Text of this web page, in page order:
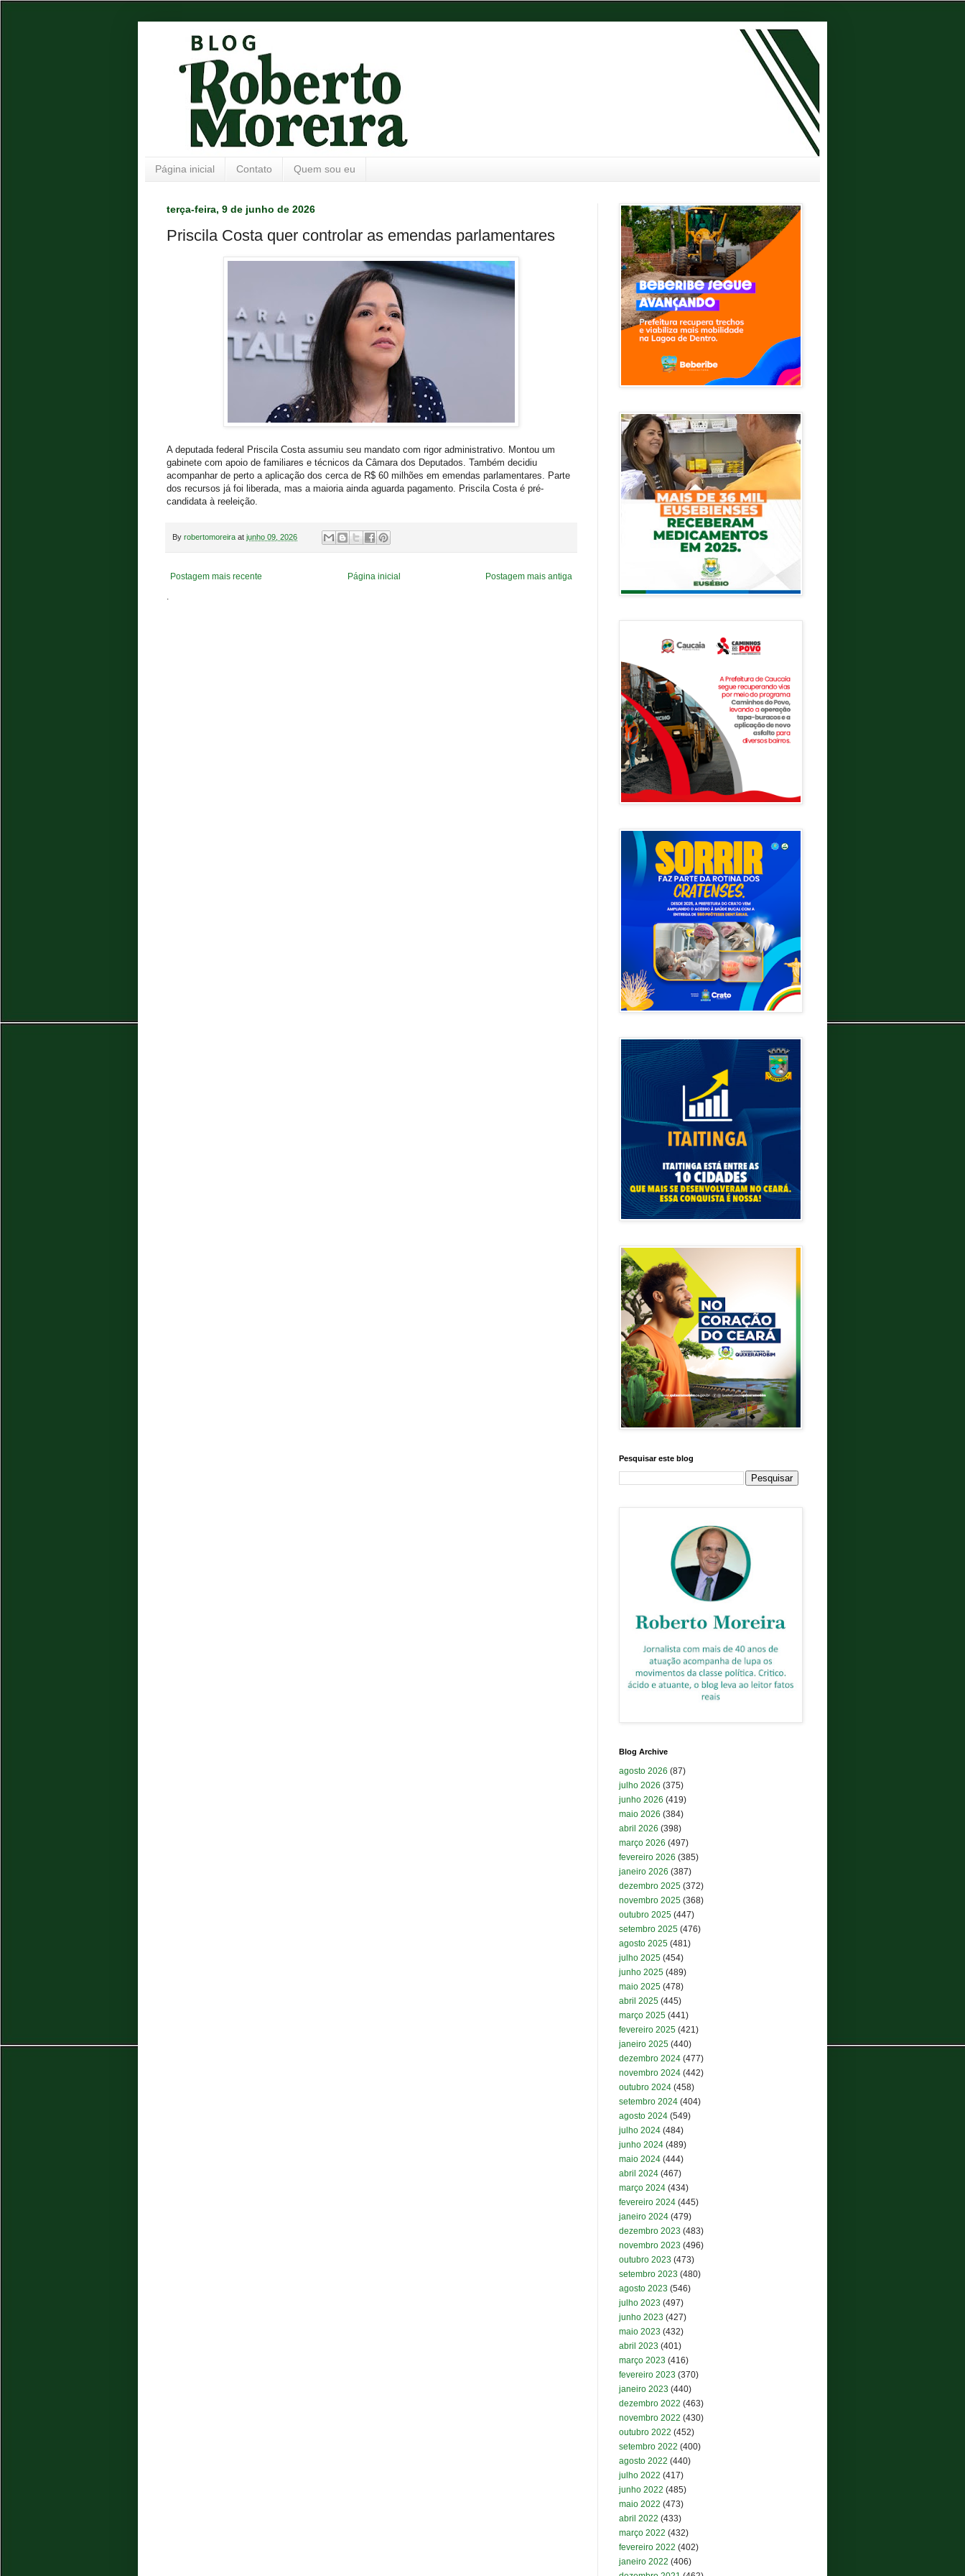
Página inicial Contato Quem sou eu
terça-feira, 9 de junho de 2026
Priscila Costa quer controlar as emendas parlamentares
A deputada federal Priscila Costa assumiu seu mandato com rigor administrativo. Montou um
gabinete com apoio de familiares e técnicos da Câmara dos Deputados. Também decidiu
acompanhar de perto a aplicação dos cerca de R$ 60 milhões em emendas parlamentares. Parte
dos recursos já foi liberada, mas a maioria ainda aguarda pagamento. Priscila Costa é pré-
candidata à reeleição.
By robertomoreira at junho 09, 2026
Postagem mais recente Postagem mais antiga
Página inicial
.
Pesquisar este blog
Blog Archive
agosto 2026 (87)
julho 2026 (375)
junho 2026 (419)
maio 2026 (384)
abril 2026 (398)
março 2026 (497)
fevereiro 2026 (385)
janeiro 2026 (387)
dezembro 2025 (372)
novembro 2025 (368)
outubro 2025 (447)
setembro 2025 (476)
agosto 2025 (481)
julho 2025 (454)
junho 2025 (489)
maio 2025 (478)
abril 2025 (445)
março 2025 (441)
fevereiro 2025 (421)
janeiro 2025 (440)
dezembro 2024 (477)
novembro 2024 (442)
outubro 2024 (458)
setembro 2024 (404)
agosto 2024 (549)
julho 2024 (484)
junho 2024 (489)
maio 2024 (444)
abril 2024 (467)
março 2024 (434)
fevereiro 2024 (445)
janeiro 2024 (479)
dezembro 2023 (483)
novembro 2023 (496)
outubro 2023 (473)
setembro 2023 (480)
agosto 2023 (546)
julho 2023 (497)
junho 2023 (427)
maio 2023 (432)
abril 2023 (401)
março 2023 (416)
fevereiro 2023 (370)
janeiro 2023 (440)
dezembro 2022 (463)
novembro 2022 (430)
outubro 2022 (452)
setembro 2022 (400)
agosto 2022 (440)
julho 2022 (417)
junho 2022 (485)
maio 2022 (473)
abril 2022 (433)
março 2022 (432)
fevereiro 2022 (402)
janeiro 2022 (406)